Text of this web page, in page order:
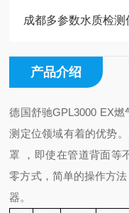
成都多参数水质检
产品介绍
德国舒驰GPL3000 EX
测定位领域有着的优势
罩 ，即使在管道背面等
零方式，简单的操作方
器。